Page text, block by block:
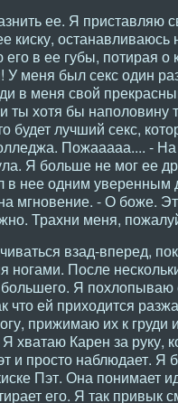
ее. Я приставляю
киску, останавливаюсь
в ее губы, потирая о
меня был секс один
в меня свой
ты хотя бы наполовину
будет лучший секс,
Пожааааа.... -
Я больше не мог ее
в нее одним уверенным
мгновение. - О боже.
Трахни меня,
взад-вперед,
ногами. После
большего. Я похлопываю
что ей приходится
прижимаю их к груди
хватаю Карен за руку,
и просто наблюдает. Я
Пэт. Она понимает
его. Я так привык